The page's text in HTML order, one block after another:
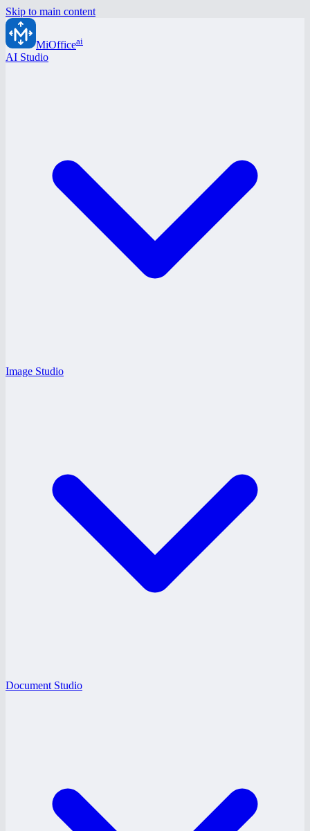
Skip to main content
MiOfficeai
AI Studio
Image Studio
Document Studio